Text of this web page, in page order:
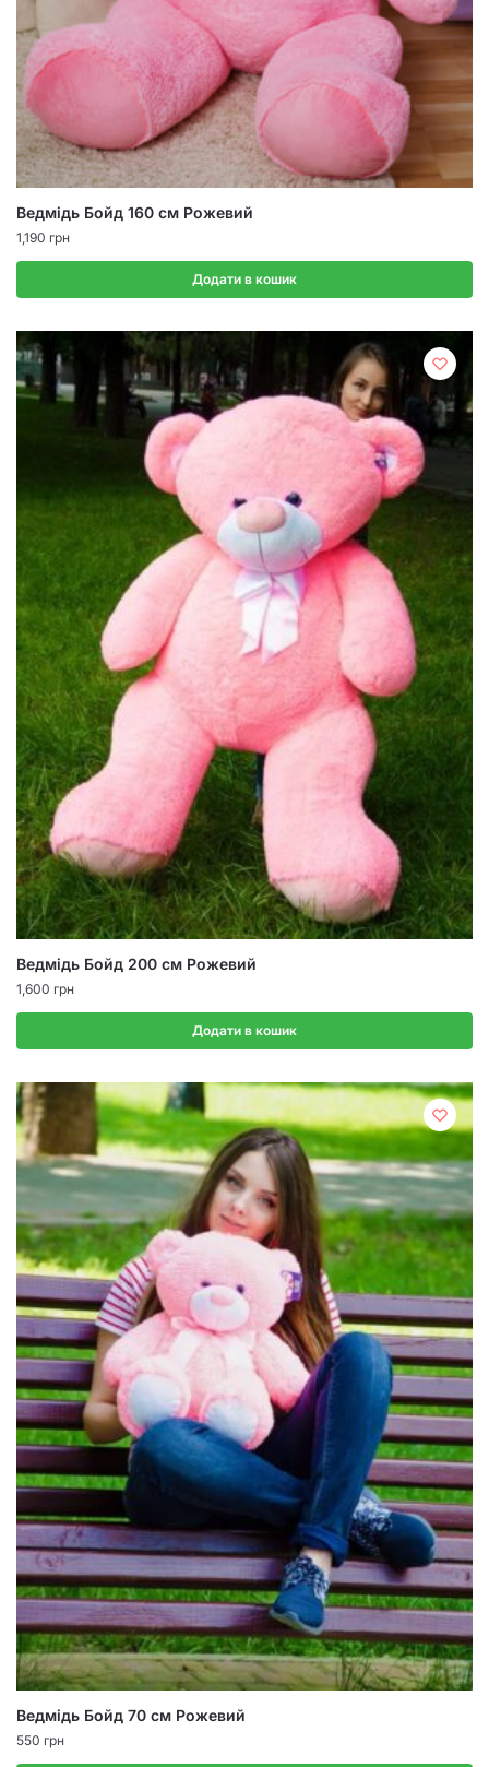
Ведмідь Бойд 160 см Рожевий
1,190 грн
Додати в кошик
Ведмідь Бойд 200 см Рожевий
1,600 грн
Додати в кошик
Ведмідь Бойд 70 см Рожевий
550 грн